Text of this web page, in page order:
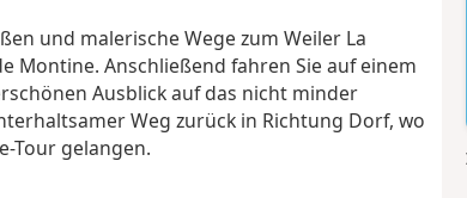
und malerische Wege zum Weiler La
Montine. Anschließend fahren Sie auf einem
Ausblick auf das nicht minder
Weg zurück in Richtung Dorf, wo
Tour gelangen.